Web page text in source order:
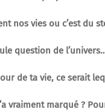
nos vies ou c’est du
question de
de ta vie, ce serait
vraiment marqué ?